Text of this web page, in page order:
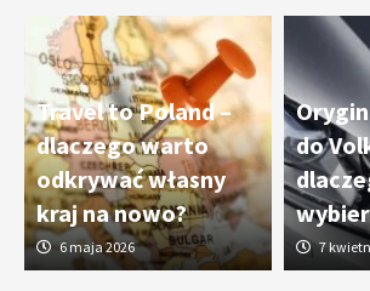
Travel to Poland –
dlaczego warto
odkrywać własny
kraj na nowo?
6 maja 2026
do
7
3
nowoczesne technologie
obróbki materiałów
4
Czy sztuczna inteligencja
geodety w przyszłości?
Tworzenie aplikacji